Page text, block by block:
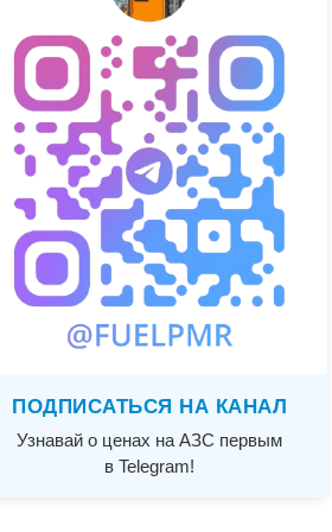
ПОДПИСАТЬСЯ НА КАНАЛ
Узнавай о ценах на АЗС первым
в Telegram!